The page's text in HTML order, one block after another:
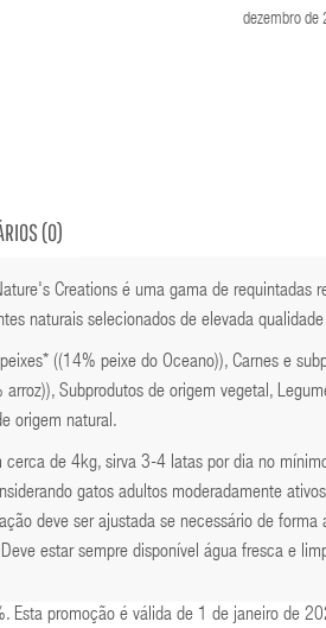
dezembro de
(0)
Creations é uma gama de requintadas
naturais selecionados de elevada
((14% peixe do Oceano)), Carnes e
arroz)), Subprodutos de origem vegetal,
origem natural.
cerca de 4kg, sirva 3-4 latas por dia no
gatos adultos moderadamente
deve ser ajustada se necessário de
estar sempre disponível água fresca e
Esta promoção é válida de 1 de janeiro de